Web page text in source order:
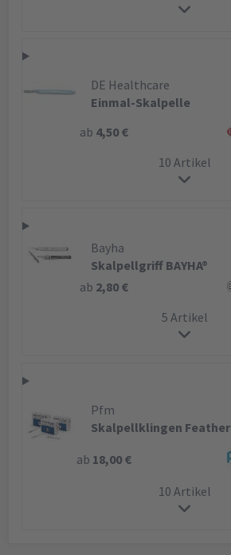
DE Healthcare
Einmal-Skalpelle
ab 4,50 €
10 Artikel
Bayha
Skalpellgriff BAYHA®
ab 2,80 €
5 Artikel
Pfm
Skalpellklingen Feather
ab 18,00 €
10 Artikel